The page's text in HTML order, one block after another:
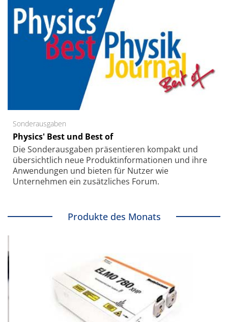
Sonderausgaben
Physics' Best und Best of
Die Sonder­ausgaben präsentieren kompakt und
übersichtlich neue Produkt­informationen und ihre
Anwendungen und bieten für Nutzer wie
Unternehmen ein zusätzliches Forum.
Produkte des Monats